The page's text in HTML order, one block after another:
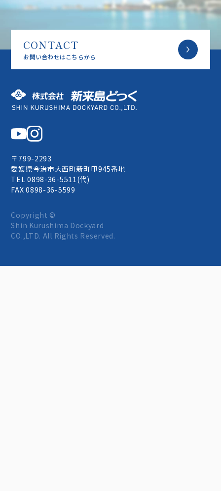
CONTACT
お問い合わせはこちらから
株式会社 新来島どっく
〒799-2293
愛媛県今治市大西町新町甲945番地
TEL 0898-36-5511(代)
FAX 0898-36-5599
Copyright ©
Shin Kurushima Dockyard
CO.,LTD. All Rights Reserved.